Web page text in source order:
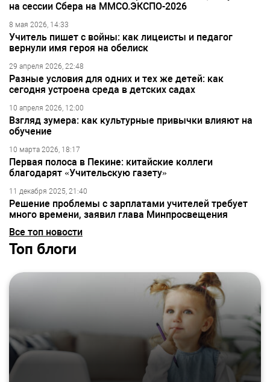
на сессии Сбера на ММСО.ЭКСПО-2026
8 мая 2026, 14:33
Учитель пишет с войны: как лицеисты и педагог
вернули имя героя на обелиск
29 апреля 2026, 22:48
Разные условия для одних и тех же детей: как
сегодня устроена среда в детских садах
10 апреля 2026, 12:00
Взгляд зумера: как культурные привычки влияют на
обучение
10 марта 2026, 18:17
Первая полоса в Пекине: китайские коллеги
благодарят «Учительскую газету»
11 декабря 2025, 21:40
Решение проблемы с зарплатами учителей требует
много времени, заявил глава Минпросвещения
Все топ новости
Топ блоги